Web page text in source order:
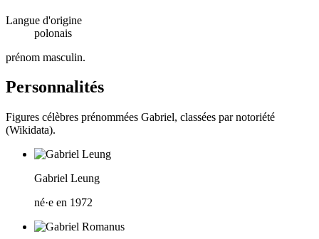
Langue d'origine
polonais
prénom masculin.
Personnalités
Figures célèbres prénommées Gabriel, classées par notoriété
(Wikidata).
Gabriel Leung
né·e en 1972